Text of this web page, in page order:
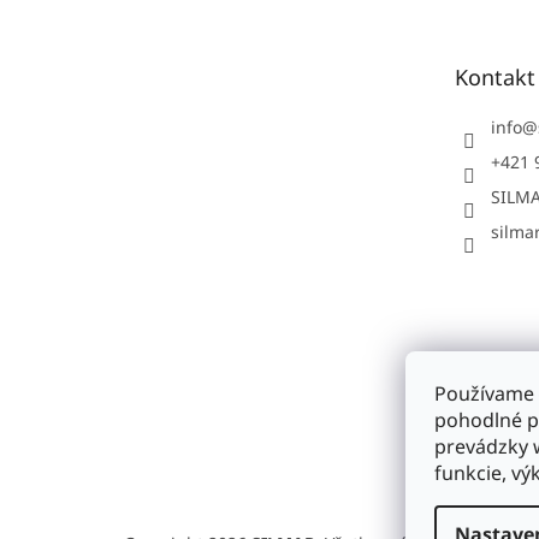
pohodlné
prevádzky
funkcie,
Kontakt
info@
+421